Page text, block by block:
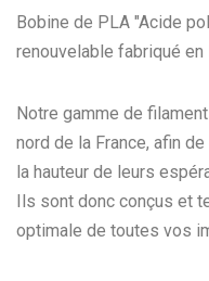
Bobine de PLA "Acide
renouvelable fabriqué en
Notre gamme de
nord de la France, afin
la hauteur de leurs
Ils sont donc conçus et
optimale de toutes vos